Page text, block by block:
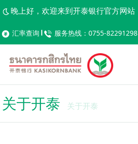
晚上好，欢迎来到开泰银行官方网站
汇率查询 服务热线：0755-82291298
关于开泰 关于开泰